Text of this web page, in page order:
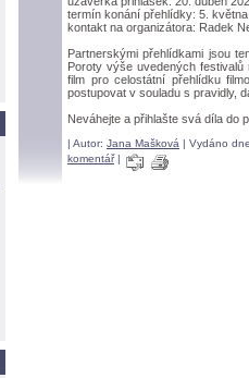
termín konání přehlídky: 5.
kontakt na organizátora: Radek
Partnerskými přehlídkami jsou
Poroty výše uvedených
film pro celostátní přehlídku
postupovat v souladu s pravidly,
Neváhejte a přihlašte svá díla do
| Autor: Jana Maškov | Vydáno
komentář|